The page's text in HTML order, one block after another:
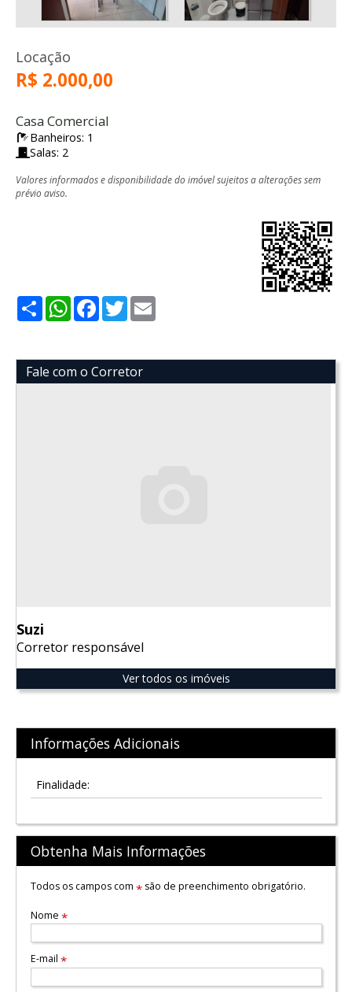
Locação
R$ 2.000,00
Casa Comercial
Banheiros: 1
Salas: 2
Valores informados e disponibilidade do imóvel sujeitos a alterações sem
prévio aviso.
ShareWhatsApp
Facebook
Twitter
Fale com o Corretor
Suzi
Corretor responsável
Ver todos os imóveis
Informações Adicionais
Finalidade:
Obtenha Mais Informações
Todos os campos com *são de preenchimento obrigatório.
Nome *
E-mail *